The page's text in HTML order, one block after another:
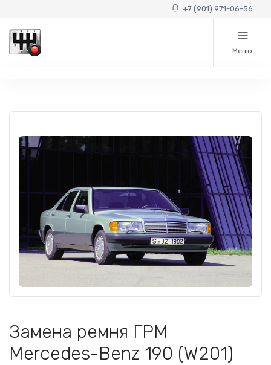
+7 (901) 971-06-56
Меню
Замена ремня ГРМ
Mercedes-Benz 190 (W201)